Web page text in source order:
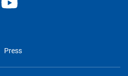
Press